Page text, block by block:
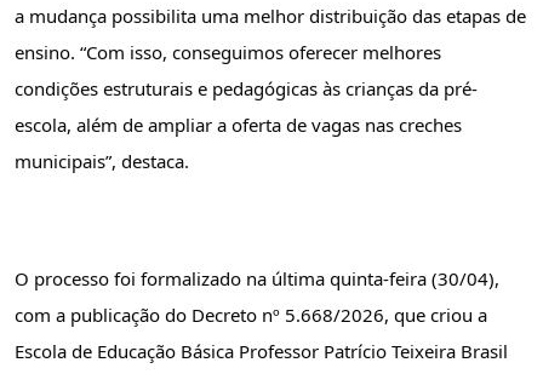
a mudança possibilita uma melhor distribuição das etapas de
ensino. “Com isso, conseguimos oferecer melhores
condições estruturais e pedagógicas às crianças da pré-
escola, além de ampliar a oferta de vagas nas creches
municipais”, destaca.
O processo foi formalizado na última quinta-feira (30/04),
com a publicação do Decreto nº 5.668/2026, que criou a
Escola de Educação Básica Professor Patrício Teixeira Brasil